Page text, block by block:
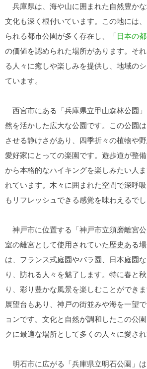
兵庫県は、海や山に囲まれた自然豊か
文化も深く根付いています。この地には
られる都市公園が多く存在し、「日本の
の価値を認められた場所があります。そ
る人々に癒しや楽しみを提供し、地域の
ています。
西宮市にある「兵庫県立甲山森林公園
然を活かした広大な公園です。この公園
させる静けさがあり、四季折々の植物や
愛好家にとっての楽園です。遊歩道が整
から本格的なハイキングを楽しみたい人
れています。木々に囲まれた空間で深呼
もリフレッシュできる感覚を味わえるでし
神戸市に位置する「神戸市立須磨離宮
室の離宮として使用されていた歴史ある
は、フランス式庭園やバラ園、日本庭園
り、訪れる人々を魅了します。特に春と
り、彩り豊かな風景を楽しむことができ
展望台もあり、神戸の街並みや海を一望
ョンです。文化と自然が調和したこの公
クに最適な場所として多くの人々に愛され
明石市に広がる「兵庫県立明石公園」